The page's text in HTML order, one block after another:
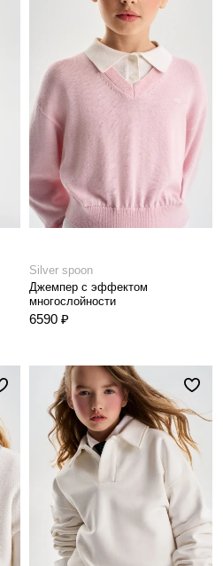
Silver spoon
Джемпер с эффектом
многослойности
6590 ₽